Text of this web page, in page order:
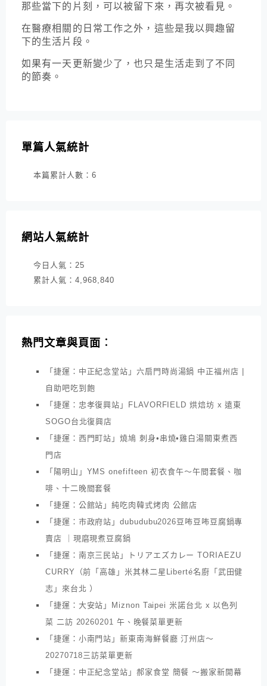
那些當下的片刻，可以被留下來，再次被看見。
在醫療相關的日常工作之外，這些是我以興趣留
下的生活片段。
如果有一天更新變少了，也只是生活走到了不同
的節奏。
單篇人氣統計
本篇累計人數： 6
網站人氣統計
今日人氣： 25
累計人氣： 4,968,840
熱門文章與頁面︰
「捷運：中正紀念堂站」六扇門時尚湯鍋 中正福州店 |
自助吧吃到飽
「捷運：忠孝復興站」FLAVORFIELD 烘焙坊 x 遠東
SOGO台北復興店
「捷運：西門町站」燒鳩 刺身•串燒•雞白湯關東煮西
門店
「陽明山」YMS onefifteen 初衣食午～午間套餐、咖
啡、十二晚間套餐
「捷運：公館站」純吃肉韓式烤肉 公館店
「捷運：市政府站」dubudubu2026豆咘豆咘豆腐鍋專
賣店 ｜現磨現煮豆腐鍋
「捷運：南京三民站」トリアエズカレー TORIAEZU
CURRY（前「高雄」米其林二星Liberté名廚「武田健
志」來台北 ）
「捷運：大安站」Miznon Taipei 米諾台北 x 以色列
菜 二訪 20260201 午、晚餐菜單更新
「捷運：小南門站」新東南海鮮餐廳 汀州店～
20270718三訪菜單更新
「捷運：中正紀念堂站」郝家食堂 簡餐 ～搬家新開幕